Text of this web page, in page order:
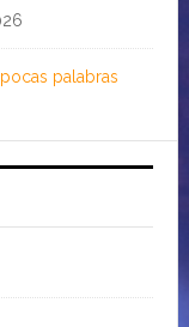
palabras